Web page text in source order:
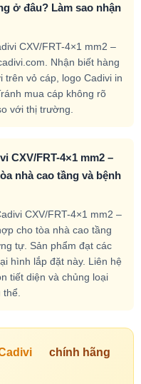
ở đâu? Làm sao nhận
CXV/FRT-4×1 mm2 –
Nhận biết hàng
trên vỏ cáp, logo Cadivi in
mua cáp không rõ
với thị trường.
CXV/FRT-4×1 mm2 –
nhà cao tầng và bệnh
CXV/FRT-4×1 mm2 –
cho tòa nhà cao tầng
tự. Sản phẩm đạt các
hình lắp đặt này. Liên hệ
tiết diện và chủng loại
chính hãng